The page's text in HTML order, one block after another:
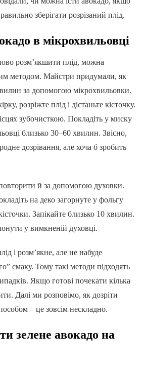
зберігати розрізаний плід.
в мікрохвильовці
розм’якшити плід, можна
методом. Майстри придумали, як
за допомогою мікрохвильовки.
розріжте плід і дістаньте кісточку.
зубочисткою. Покладіть у миску
близько 30–60 хвилин. Звісно,
дозрівання, але хоча б зробить
й за допомогою духовки.
на деко загорнуте у фольгу
Запікайте близько 10 хвилин.
у вимкненій духовці.
і розм’якне, але не набуде
смаку. Тому такі методи підходять
Якщо готові почекати кілька
Далі ми розповімо, як дозріти
– це зовсім нескладно.
зелене авокадо на